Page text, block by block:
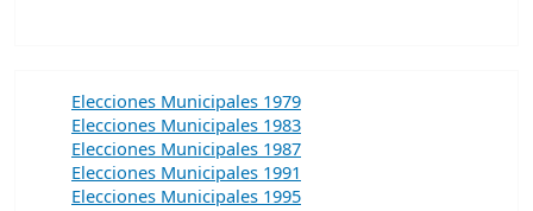
Elecciones Municipales 1979
Elecciones Municipales 1983
Elecciones Municipales 1987
Elecciones Municipales 1991
Elecciones Municipales 1995